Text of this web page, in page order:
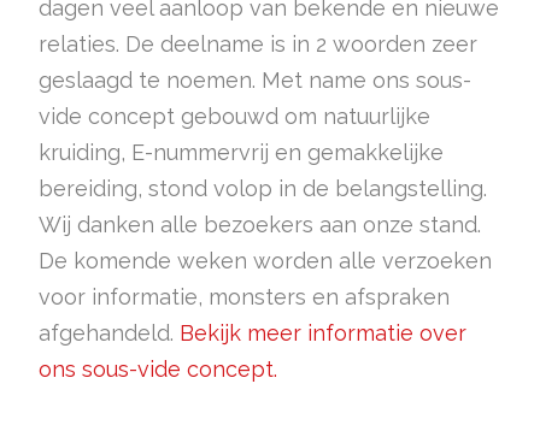
dagen veel aanloop van bekende en nieuwe
relaties. De deelname is in 2 woorden zeer
geslaagd te noemen. Met name ons sous-
vide concept gebouwd om natuurlijke
kruiding, E-nummervrij en gemakkelijke
bereiding, stond volop in de belangstelling.
Wij danken alle bezoekers aan onze stand.
De komende weken worden alle verzoeken
voor informatie, monsters en afspraken
afgehandeld. Bekijk meer informatie over
ons sous-vide concept.